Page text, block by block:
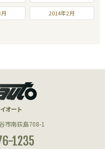
2014年2月
オート
市南荻島708-1
1235